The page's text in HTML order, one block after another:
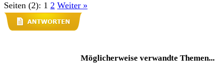
Seiten (2): 1 2 Weiter »
Möglicherweise verwandte Themen...